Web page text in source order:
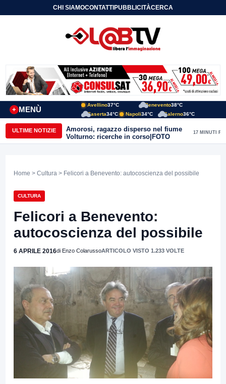
CHI SIAMOCONTATTIPUBBLICITÀCERCA
MENÙ
+
Avellino37°C Benevento38°C
Caserta34°C Napoli34°C Salerno36°C
ULTIME NOTIZIE
Amorosi, ragazzo disperso nel fiume
Volturno: ricerche in corso|FOTO
17 MINUTI FA
Home > Cultura > Felicori a Benevento: autocoscienza del possibile
CULTURA
Felicori a Benevento:
autocoscienza del possibile
6 APRILE 2016di Enzo ColarussoARTICOLO VISTO 1.233 VOLTE